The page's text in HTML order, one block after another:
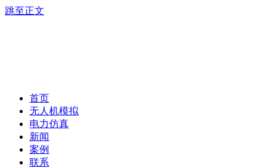
跳至正文
首页
无人机模拟
电力仿真
新闻
案例
联系